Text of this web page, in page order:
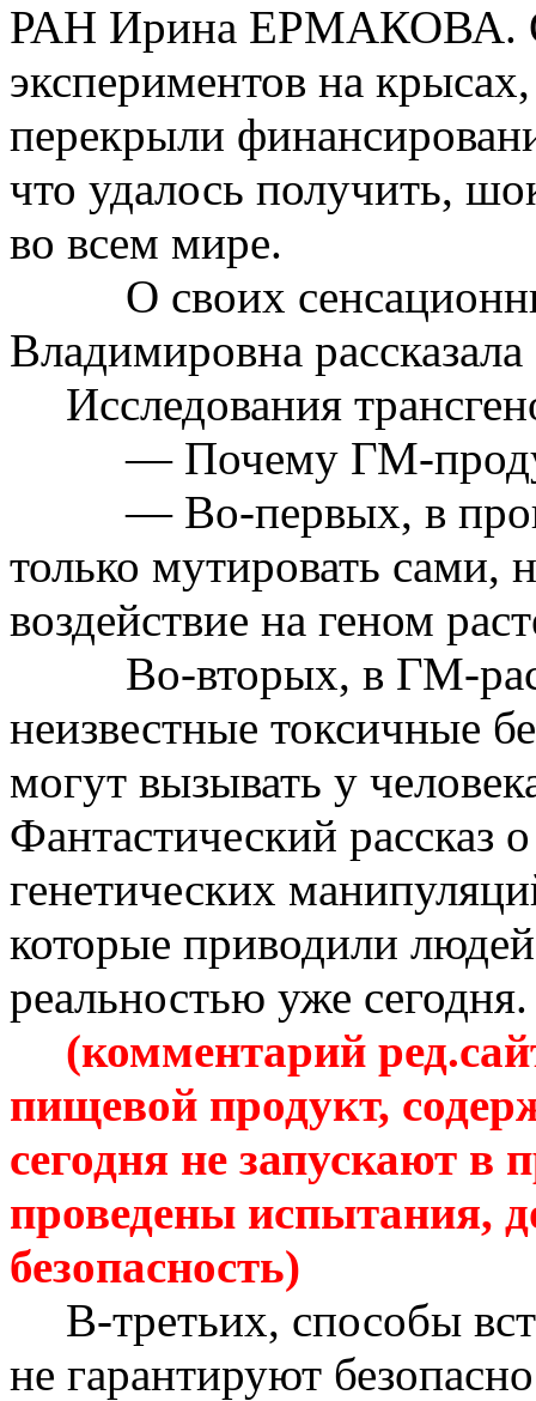
РАН Ирина ЕРМАКОВА.
экспериментов на
перекрыли
что удалось получить,
во всем мире.
О своих
Владимировна
Исследования
— Почему ГМ-
— Во-первых, в
только мутировать сами,
воздействие на геном
Во-вторых, в ГМ-
неизвестные токсичные
могут вызывать у
Фантастический рассказ
генетических
которые приводили
реальностью уже сегодня.
(комментарий ред.с
пищевой продукт,
сегодня не запускают в
проведены испытания,
безопасность)
В-третьих, способы
не гарантируют